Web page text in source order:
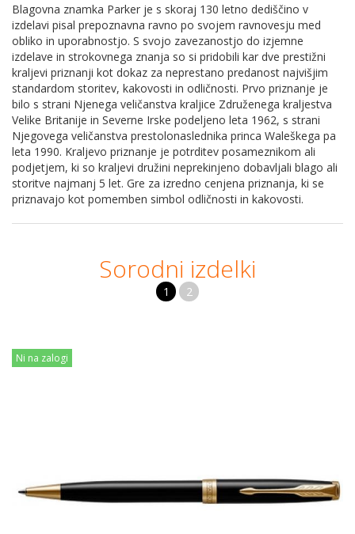
Blagovna znamka Parker je s skoraj 130 letno dediščino v
izdelavi pisal prepoznavna ravno po svojem ravnovesju med
obliko in uporabnostjo. S svojo zavezanostjo do izjemne
izdelave in strokovnega znanja so si pridobili kar dve prestižni
kraljevi priznanji kot dokaz za neprestano predanost najvišjim
standardom storitev, kakovosti in odličnosti. Prvo priznanje je
bilo s strani Njenega veličanstva kraljice Združenega kraljestva
Velike Britanije in Severne Irske podeljeno leta 1962, s strani
Njegovega veličanstva prestolonaslednika princa Waleškega pa
leta 1990. Kraljevo priznanje je potrditev posameznikom ali
podjetjem, ki so kraljevi družini neprekinjeno dobavljali blago ali
storitve najmanj 5 let. Gre za izredno cenjena priznanja, ki se
priznavajo kot pomemben simbol odličnosti in kakovosti.
Sorodni izdelki
1 2
Ni na zalogi